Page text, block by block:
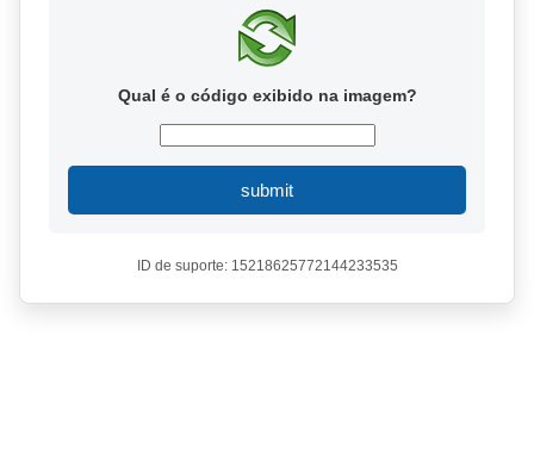
Qual é o código exibido na imagem?
submit
ID de suporte: 15218625772144233535